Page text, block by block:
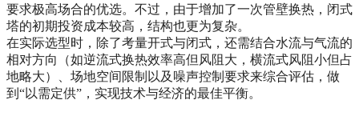
要求极高场合的优选。不过，由于增加了一次管壁换热，闭式
塔的初期投资成本较高，结构也更为复杂。
在实际选型时，除了考量开式与闭式，还需结合水流与气流的
相对方向（如逆流式换热效率高但风阻大，横流式风阻小但占
地略大）、场地空间限制以及噪声控制要求来综合评估，做
到“以需定供”，实现技术与经济的最佳平衡。